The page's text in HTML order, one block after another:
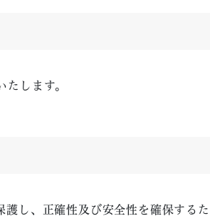
します。
し、正確性及び安全性を確保する